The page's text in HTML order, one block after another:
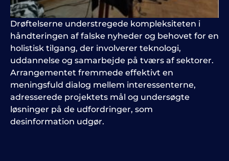
Drøftelserne understregede kompleksiteten i
håndteringen af falske nyheder og behovet for en
holistisk tilgang, der involverer teknologi,
uddannelse og samarbejde på tværs af sektorer.
Arrangementet fremmede effektivt en
meningsfuld dialog mellem interessenterne,
adresserede projektets mål og undersøgte
løsninger på de udfordringer, som
desinformation udgør.